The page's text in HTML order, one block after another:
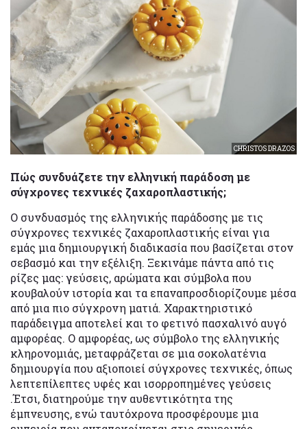
CHRISTOS DRAZOS
Πώς συνδυάζετε την ελληνική παράδοση με
σύγχρονες τεχνικές ζαχαροπλαστικής;
Ο συνδυασμός της ελληνικής παράδοσης με τις
σύγχρονες τεχνικές ζαχαροπλαστικής είναι για
εμάς μια δημιουργική διαδικασία που βασίζεται στον
σεβασμό και την εξέλιξη. Ξεκινάμε πάντα από τις
ρίζες μας: γεύσεις, αρώματα και σύμβολα που
κουβαλούν ιστορία και τα επαναπροσδιορίζουμε μέσα
από μια πιο σύγχρονη ματιά. Χαρακτηριστικό
παράδειγμα αποτελεί και το φετινό πασχαλινό αυγό
αμφορέας. Ο αμφορέας, ως σύμβολο της ελληνικής
κληρονομιάς, μεταφράζεται σε μια σοκολατένια
δημιουργία που αξιοποιεί σύγχρονες τεχνικές, όπως
λεπτεπίλεπτες υφές και ισορροπημένες γεύσεις
.Έτσι, διατηρούμε την αυθεντικότητα της
έμπνευσης, ενώ ταυτόχρονα προσφέρουμε μια